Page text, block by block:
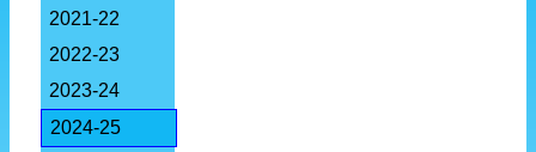
2021-22
2022-23
2023-24
2024-25